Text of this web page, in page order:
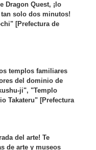
Dragon Quest, ¡lo
tan solo dos minutos!
[Prefectura de
templos familiares
del dominio de
ji", "Templo
Takateru" [Prefectura
del arte! Te
de arte y museos